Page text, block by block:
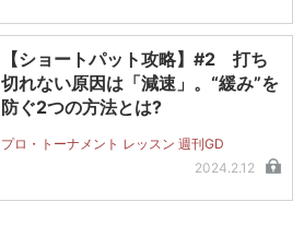
【ショートパット攻略】#2 打ち
切れない原因は「減速」。“緩み”を
防ぐ2つの方法とは?
プロ・トーナメント レッスン 週刊GD
2024.2.12